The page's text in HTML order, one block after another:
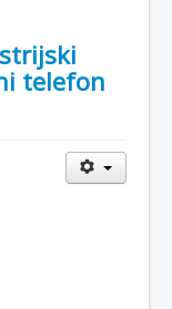
telefon